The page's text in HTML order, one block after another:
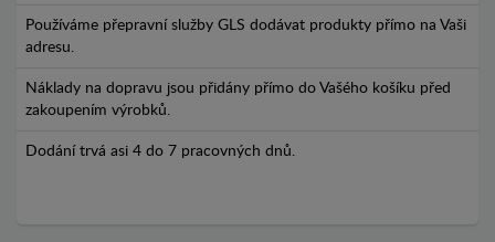
Používáme přepravní služby GLS dodávat produkty přímo na Vaši
adresu.
Náklady na dopravu jsou přidány přímo do Vašého košíku před
zakoupením výrobků.
Dodání trvá asi 4 do 7 pracovných dnů.